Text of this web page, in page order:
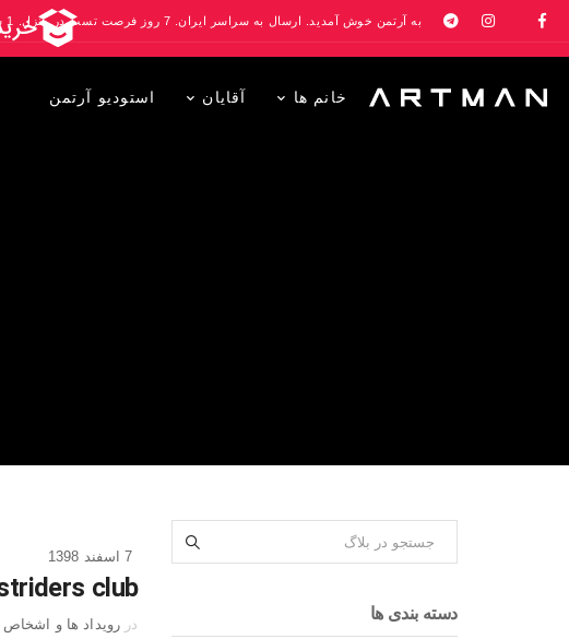
به آرتمن خوش آمدید. ارسال به سراسر ایران. 7 روز فرصت تست در منزل. 1 سال خدمات پس از فروش.
خانم ها آقایان استودیو آرتمن
دسته بندی ها
7 اسفند 1398
club
در رویداد ها و اشخاص